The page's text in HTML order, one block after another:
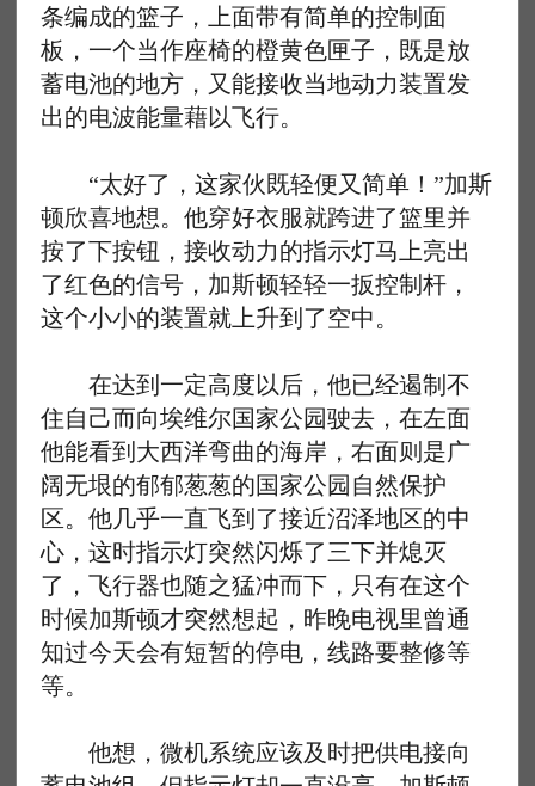
条编成的篮子，上面带有简单的控制面
板，一个当作座椅的橙黄色匣子，既是放
蓄电池的地方，又能接收当地动力装置发
出的电波能量藉以飞行。
“太好了，这家伙既轻便又简单！”加斯
顿欣喜地想。他穿好衣服就跨进了篮里并
按了下按钮，接收动力的指示灯马上亮出
了红色的信号，加斯顿轻轻一扳控制杆，
这个小小的装置就上升到了空中。
在达到一定高度以后，他已经遏制不
住自己而向埃维尔国家公园驶去，在左面
他能看到大西洋弯曲的海岸，右面则是广
阔无垠的郁郁葱葱的国家公园自然保护
区。他几乎一直飞到了接近沼泽地区的中
心，这时指示灯突然闪烁了三下并熄灭
了，飞行器也随之猛冲而下，只有在这个
时候加斯顿才突然想起，昨晚电视里曾通
知过今天会有短暂的停电，线路要整修等
等。
他想，微机系统应该及时把供电接向